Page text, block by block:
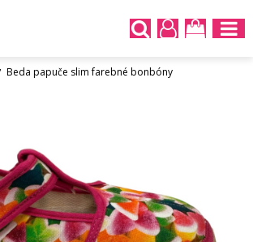
Beda papuče slim farebné bonbóny